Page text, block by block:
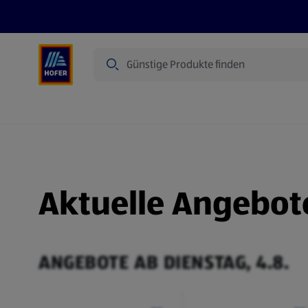
Aktuelle
ANGEBOTE AB DIENSTAG, 4.8.